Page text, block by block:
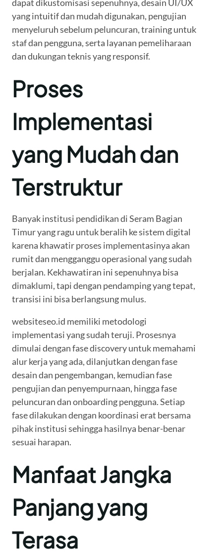
dapat dikustomisasi sepenuhnya, desain UI/UX
yang intuitif dan mudah digunakan, pengujian
menyeluruh sebelum peluncuran, training untuk
staf dan pengguna, serta layanan pemeliharaan
dan dukungan teknis yang responsif.
Proses
Implementasi
yang Mudah dan
Terstruktur
Banyak institusi pendidikan di Seram Bagian
Timur yang ragu untuk beralih ke sistem digital
karena khawatir proses implementasinya akan
rumit dan mengganggu operasional yang sudah
berjalan. Kekhawatiran ini sepenuhnya bisa
dimaklumi, tapi dengan pendamping yang tepat,
transisi ini bisa berlangsung mulus.
websiteseo.id memiliki metodologi
implementasi yang sudah teruji. Prosesnya
dimulai dengan fase discovery untuk memahami
alur kerja yang ada, dilanjutkan dengan fase
desain dan pengembangan, kemudian fase
pengujian dan penyempurnaan, hingga fase
peluncuran dan onboarding pengguna. Setiap
fase dilakukan dengan koordinasi erat bersama
pihak institusi sehingga hasilnya benar-benar
sesuai harapan.
Manfaat Jangka
Panjang yang
Terasa